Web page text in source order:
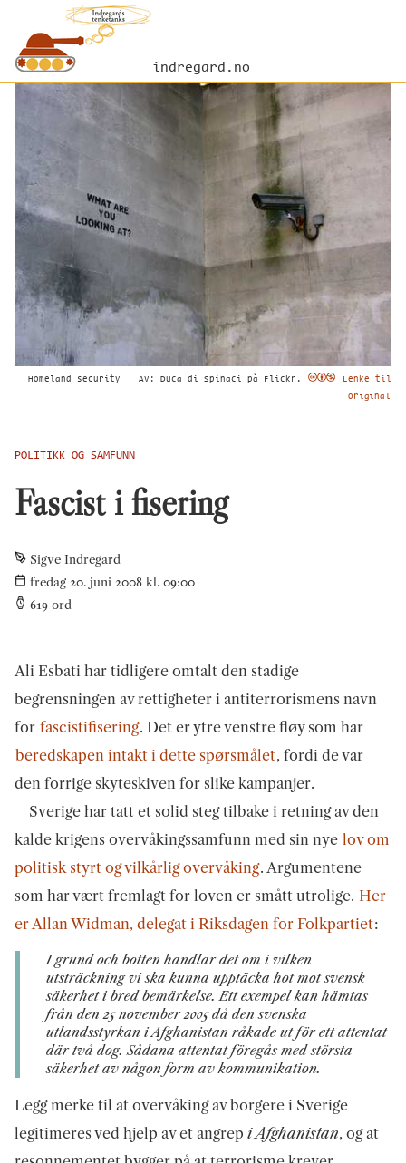
indregard.no
Homeland security Av: Duca di Spinaci på Flickr.
Lenke til
original
POLITIKK OG SAMFUNN
Fascist i fisering
Sigve Indregard
fredag 20. juni 2008 kl. 09:00
619 ord
Ali Esbati har tidligere omtalt den stadige
begrensningen av rettigheter i antiterrorismens navn
for fascistifisering. Det er ytre venstre fløy som har
beredskapen intakt i dette spørsmålet, fordi de var
den forrige skyteskiven for slike kampanjer.
Sverige har tatt et solid steg tilbake i retning av den
kalde krigens overvåkingssamfunn med sin nye lov om
politisk styrt og vilkårlig overvåking. Argumentene
som har vært fremlagt for loven er smått utrolige. Her
er Allan Widman, delegat i Riksdagen for Folkpartiet:
I grund och botten handlar det om i vilken
utsträckning vi ska kunna upptäcka hot mot svensk
säkerhet i bred bemärkelse. Ett exempel kan hämtas
från den 25 november 2005 då den svenska
utlandsstyrkan i Afghanistan råkade ut för ett attentat
där två dog. Sådana attentat föregås med största
säkerhet av någon form av kommunikation.
Legg merke til at overvåking av borgere i Sverige
legitimeres ved hjelp av et angrep i Afghanistan, og at